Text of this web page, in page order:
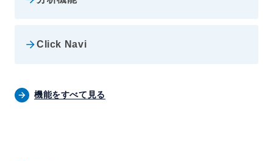
Click Navi
機能をすべて見る